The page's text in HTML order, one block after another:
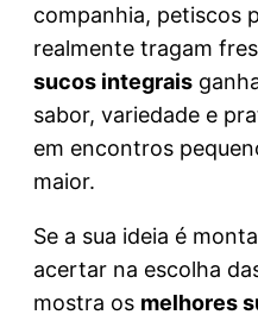
companhia, petiscos
realmente tragam
sucos integrais
sabor, variedade e
em encontros
maior.
Se a sua ideia é
acertar na escolha
mostra os melhores